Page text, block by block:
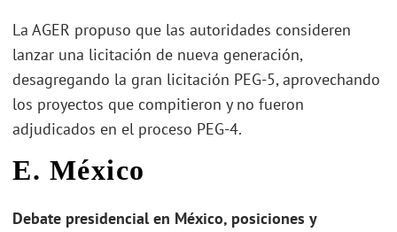
La AGER propuso que las autoridades consideren
lanzar una licitación de nueva generación,
desagregando la gran licitación PEG-5, aprovechando
los proyectos que compitieron y no fueron
adjudicados en el proceso PEG-4.
E. México
Debate presidencial en México, posiciones y